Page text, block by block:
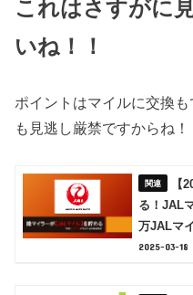
これはさすがに
いね！！
ポイントはマイルに交換
も見逃し厳禁ですからね！
【
る！JAL
万JALマ
2025-03-18